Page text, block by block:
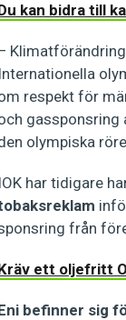
kan bidra till
Internationella
respekt för
gassponsring
olympiska
IOK har tidigare
från
ett oljefritt
befinner sig